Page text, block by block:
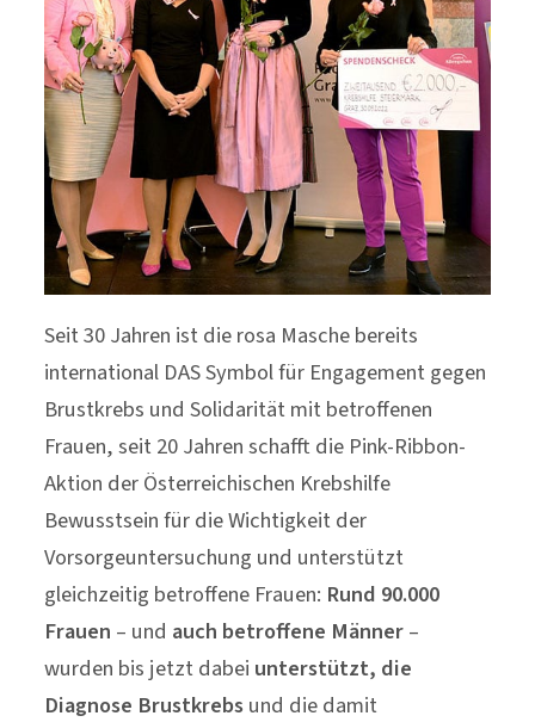
Seit 30 Jahren ist die rosa Masche bereits
international DAS Symbol für Engagement gegen
Brustkrebs und Solidarität mit betroffenen
Frauen, seit 20 Jahren schafft die Pink-Ribbon-
Aktion der Österreichischen Krebshilfe
Bewusstsein für die Wichtigkeit der
Vorsorgeuntersuchung und unterstützt
gleichzeitig betroffene Frauen: Rund 90.000
Frauen – und auch betroffene Männer–
wurden bis jetzt dabei unterstützt, die
Diagnose Brustkrebs und die damit